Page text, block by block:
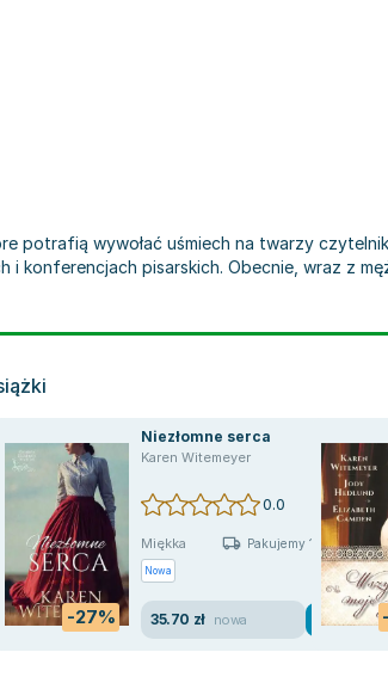
potrafią wywołać uśmiech na twarzy
pisarskich. Obecnie, wraz z
/
-27%
Niezłomne serca
Karen Witemeyer
0.0
Miękka Pakujemy 11.08
Nowa
35.70 zł nowa